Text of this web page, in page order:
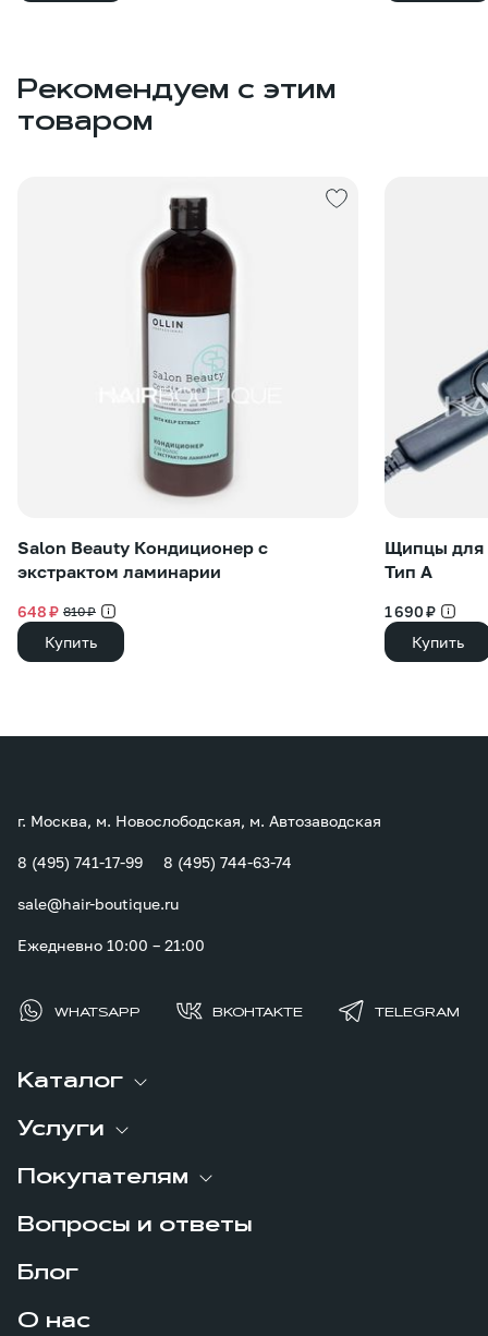
Рекомендуем с этим
товаром
Salon Beauty Кондиционер с
экстрактом ламинарии
648 ₽ 810 ₽
Купить
Щипцы для
Тип А
1 690 ₽
Купить
Каталог
Услуги
Покупателям
Вопросы и ответы
Блог
О нас
г. Москва, м. Новослободская, м. Автозаводская
8 (495) 741-17-99 8 (495) 744-63-74
sale@hair-boutique.ru
Ежедневно 10:00 – 21:00
WHATSAPP ВКОНТАКТЕ TELEGRAM